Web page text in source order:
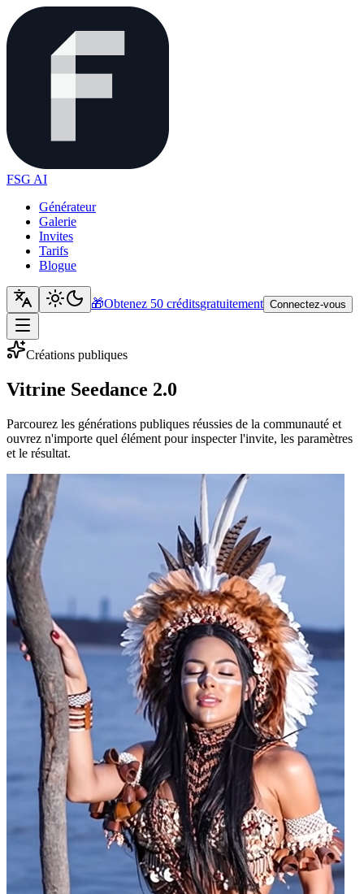
FSG AI
Générateur
Galerie
Invites
Tarifs
Blogue
🎁Obtenez 50 créditsgratuitement Connectez-vous
Créations publiques
Vitrine Seedance 2.0
Parcourez les générations publiques réussies de la communauté et
ouvrez n'importe quel élément pour inspecter l'invite, les paramètres
et le résultat.